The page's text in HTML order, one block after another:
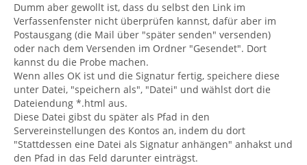
Dumm aber gewollt ist, dass du selbst den Link im
Verfassenfenster nicht überprüfen kannst, dafür aber im
Postausgang (die Mail über "später senden" versenden)
oder nach dem Versenden im Ordner "Gesendet". Dort
kannst du die Probe machen.
Wenn alles OK ist und die Signatur fertig, speichere diese
unter Datei, "speichern als", "Datei" und wählst dort die
Dateiendung *.html aus.
Diese Datei gibst du später als Pfad in den
Servereinstellungen des Kontos an, indem du dort
"Stattdessen eine Datei als Signatur anhängen" anhakst und
den Pfad in das Feld darunter einträgst.